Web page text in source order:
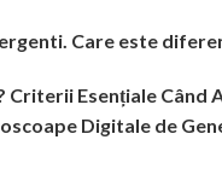
Care este
Criterii Esențiale Când
Digitale de